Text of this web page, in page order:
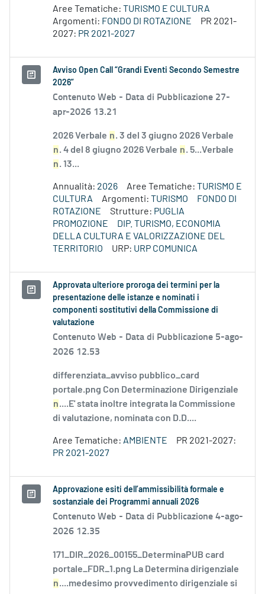
Aree Tematiche: TURISMO E CULTURA
Argomenti: FONDO DI ROTAZIONE
PR 2021-
2027: PR 2021-2027
Avviso Open Call “Grandi Eventi Secondo Semestre
2026”
Contenuto Web - Data di Pubblicazione 27-
apr-2026 13.21
2026 Verbale n. 3 del 3 giugno 2026 Verbale
n. 4 del 8 giugno 2026 Verbale n. 5...Verbale
n. 13...
Annualità: 2026 Aree Tematiche: TURISMO E
CULTURA
Argomenti: TURISMO
FONDO DI
ROTAZIONE
Strutture: PUGLIA
PROMOZIONE
DIP. TURISMO, ECONOMIA
DELLA CULTURA E VALORIZZAZIONE DEL
TERRITORIO
URP: URP COMUNICA
Approvata ulteriore proroga dei termini per la
presentazione delle istanze e nominati i
componenti sostitutivi della Commissione di
valutazione
Contenuto Web - Data di Pubblicazione 5-ago-
2026 12.53
differenziata_avviso pubblico_card
portale.png Con Determinazione Dirigenziale
n....E' stata inoltre integrata la Commissione
di valutazione, nominata con D.D....
Aree Tematiche: AMBIENTE
PR 2021-2027:
PR 2021-2027
Approvazione esiti dell’ammissibilità formale e
sostanziale dei Programmi annuali 2026
Contenuto Web - Data di Pubblicazione 4-ago-
2026 12.35
171_DIR_2026_00155_DeterminaPUB card
portale_FDR_1.png La Determina dirigenziale
n....medesimo provvedimento dirigenziale si